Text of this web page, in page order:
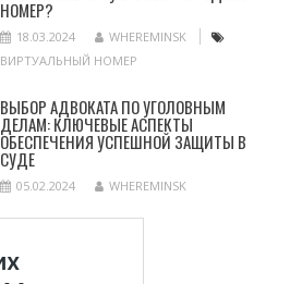
НОМЕР?
18.03.2024
WHEREMINSK
ВИРТУАЛЬНЫЙ НОМЕР
ВЫБОР АДВОКАТА ПО УГОЛОВНЫМ
ДЕЛАМ: КЛЮЧЕВЫЕ АСПЕКТЫ
ОБЕСПЕЧЕНИЯ УСПЕШНОЙ ЗАЩИТЫ В
СУДЕ
05.02.2024 WHEREMINSK